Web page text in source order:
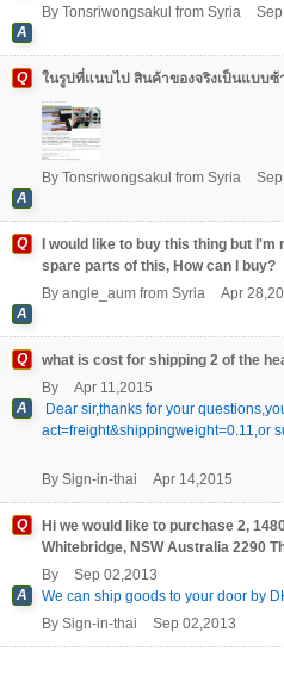
By Tonsriwongsakul from Syria
A
Q ในรูปที่แนบไป สินค้าของจริงเป็นแบบซ้
By Tonsriwongsakul from Syria
A
Q
I would like to buy this thing but
spare parts of this, How can I buy?
By angle_aum from Syria
Apr
A
Q
what is cost for shipping 2 of the
By
Apr 11,2015
A
Dear sir,thanks for your
act=freight&shippingweight=0.11,or
By Sign-in-thai Apr 14,2015
Q
Hi we would like to purchase 2,
Whitebridge, NSW Australia 2290
By
Sep 02,2013
A
We can ship goods to your door by
By Sign-in-thai Sep 02,2013